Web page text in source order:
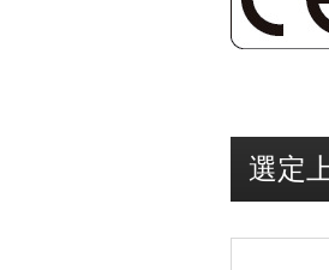
選定